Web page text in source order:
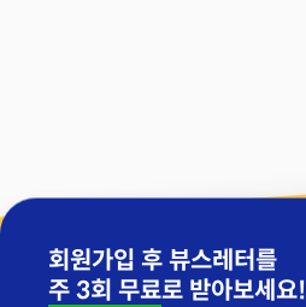
회원가입 후 뷰스레터를
주 3회 무료로 받아보세요!